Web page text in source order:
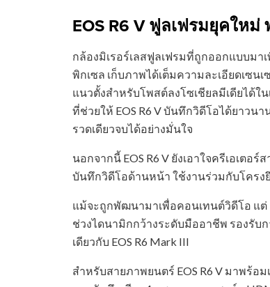
EOS R6 V ฟูลเฟรมยุคให
กล้องมิเรอร์เลสฟูลเฟรมที่ถูกออกแบบมา
พิกเซล เก็บภาพได้เต็มความละเอียดเซ
แนวตั้งสำหรับโพสต์ลงโซเชียลมีเดียได้
ที่ช่วยให้ EOS R6 V บันทึกวิดีโอได้ยาว
รวดเดียวจบได้อย่างมั่นใจ
นอกจากนี้ EOS R6 V ยังเอาใจครีเอเต
บันทึกวิดีโอด้านหน้า ใช้งานร่วมกับโครง
แม้จะถูกพัฒนามาเพื่อคอนเทนต์วิดีโอ แต่
ช่วงไดนามิกกว้างระดับมืออาชีพ รองรับ
เดียวกับ EOS R6 Mark III
สำหรับสายภาพยนตร์ EOS R6 V มาพร้อม